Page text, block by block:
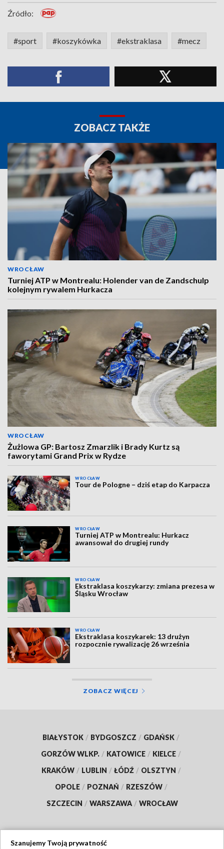
Źródło:
#sport #koszykówka #ekstraklasa #mecz
ZOBACZ TAKŻE
WROCŁAW
Turniej ATP w Montrealu: Holender van de Zandschulp
kolejnym rywalem Hurkacza
WROCŁAW
Żużlowa GP: Bartosz Zmarzlik i Brady Kurtz są
faworytami Grand Prix w Rydze
WROCŁAW
Tour de Pologne – dziś etap do Karpacza
WROCŁAW
Turniej ATP w Montrealu: Hurkacz
awansował do drugiej rundy
WROCŁAW
Ekstraklasa koszykarzy: zmiana prezesa w
Śląsku Wrocław
WROCŁAW
Ekstraklasa koszykarek: 13 drużyn
rozpocznie rywalizację 26 września
ZOBACZ WIĘCEJ
BIAŁYSTOK / BYDGOSZCZ / GDAŃSK /
GORZÓW WLKP. / KATOWICE / KIELCE /
KRAKÓW / LUBLIN / ŁÓDŹ / OLSZTYN /
OPOLE / POZNAŃ / RZESZÓW /
SZCZECIN / WARSZAWA / WROCŁAW
Szanujemy Twoją prywatność